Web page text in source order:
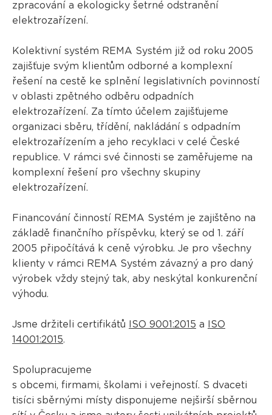
zpracování a ekologicky šetrné odstranění
elektrozařízení.
Kolektivní systém REMA Systém již od roku 2005
zajišťuje svým klientům odborné a komplexní
řešení na cestě ke splnění legislativních povinností
v oblasti zpětného odběru odpadních
elektrozařízení. Za tímto účelem zajišťujeme
organizaci sběru, třídění, nakládání s odpadním
elektrozařízením a jeho recyklaci v celé České
republice. V rámci své činnosti se zaměřujeme na
komplexní řešení pro všechny skupiny
elektrozařízení.
Financování činností REMA Systém je zajištěno na
základě finančního příspěvku, který se od 1. září
2005 připočítává k ceně výrobku. Je pro všechny
klienty v rámci REMA Systém závazný a pro daný
výrobek vždy stejný tak, aby neskýtal konkurenční
výhodu.
Jsme držiteli certifikátů ISO 9001:2015 a ISO
14001:2015.
Spolupracujeme
s obcemi, firmami, školami i veřejností. S dvaceti
tisíci sběrnými místy disponujeme nejširší sběrnou